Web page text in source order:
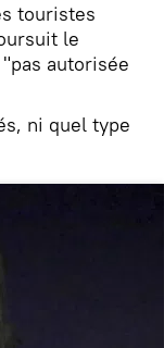
touristes
le
autorisée
ni quel type